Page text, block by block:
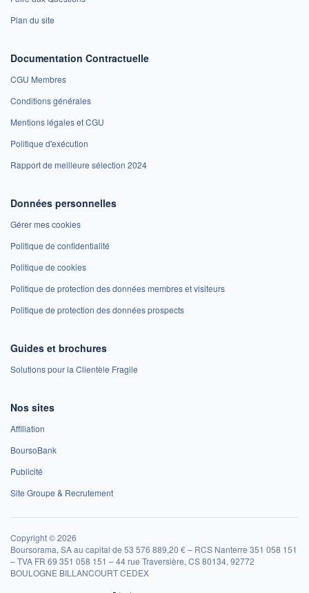
Plan du site
Documentation Contractuelle
CGU Membres
Conditions générales
Mentions légales et CGU
Politique d'exécution
Rapport de meilleure sélection 2024
Données personnelles
Gérer mes cookies
Politique de confidentialité
Politique de cookies
Politique de protection des données membres et visiteurs
Politique de protection des données prospects
Guides et brochures
Solutions pour la Clientèle Fragile
Nos sites
Affiliation
BoursoBank
Publicité
Site Groupe & Recrutement
Copyright © 2026
Boursorama, SA au capital de 53 576 889,20 € – RCS Nanterre 351 058 151
– TVA FR 69 351 058 151 – 44 rue Traversière, CS 80134, 92772
BOULOGNE BILLANCOURT CEDEX